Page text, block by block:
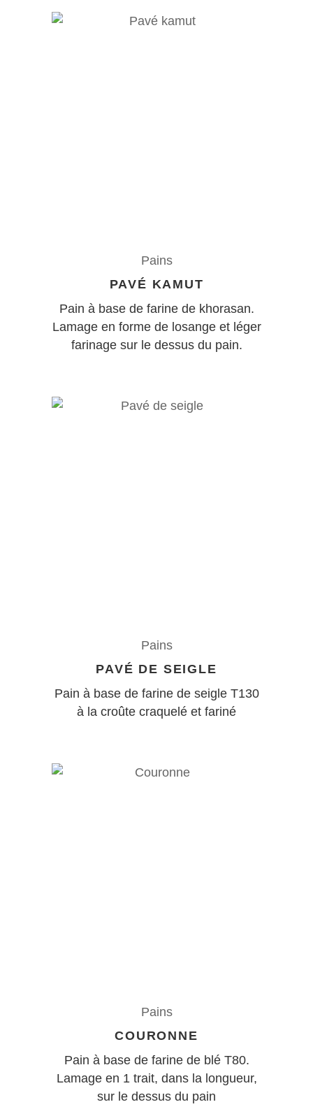
Pains
PAVÉ KAMUT
Pain à base de farine de khorasan.
Lamage en forme de losange et léger
farinage sur le dessus du pain.
Pains
PAVÉ DE SEIGLE
Pain à base de farine de seigle T130
à la croûte craquelé et fariné
Pains
COURONNE
Pain à base de farine de blé T80.
Lamage en 1 trait, dans la longueur,
sur le dessus du pain